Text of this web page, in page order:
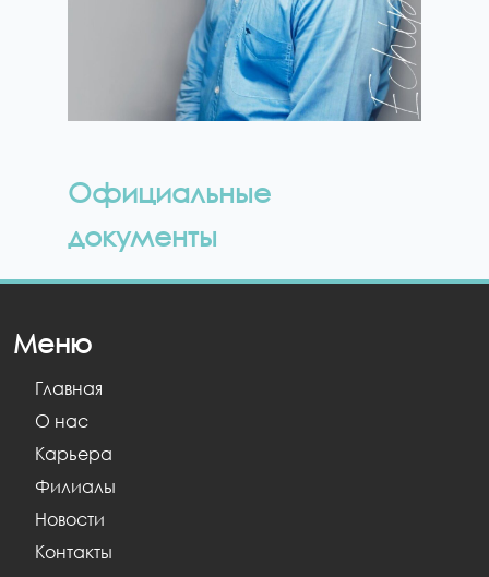
Официальные
документы
Меню
Главная
О нас
Карьера
Филиалы
Новости
Контакты